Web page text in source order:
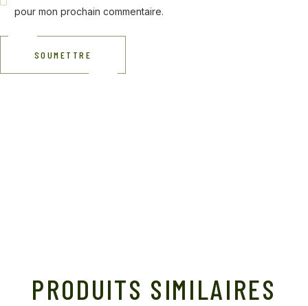
pour mon prochain commentaire.
SOUMETTRE
PRODUITS SIMILAIRES